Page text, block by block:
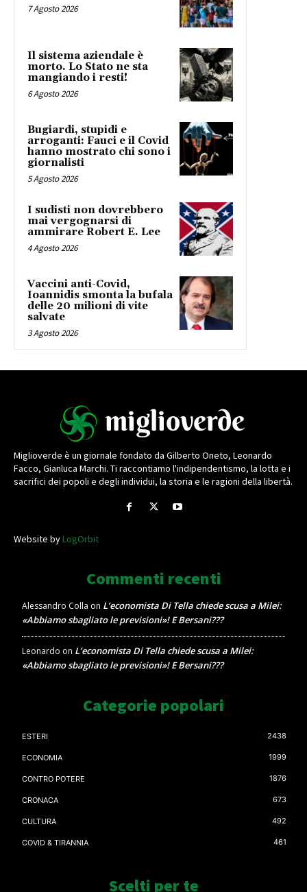
7 Agosto 2026
Il sistema aziendale è
morto. Lo Stato ne sta
mangiando i resti!
6 Agosto 2026
Bugiardi, stupidi e
arroganti: Fauci e il Covid
hanno mostrato chi sono i
giornalisti
5 Agosto 2026
I sudisti non dovrebbero
mai vergognarsi di
ammirare Robert E. Lee
4 Agosto 2026
Vaccini anti-Covid,
Ioannidis smonta la bufala
delle 20 milioni di vite
salvate
3 Agosto 2026
Miglioverde è un giornale fondato da Gilberto Oneto, Leonardo
Facco, Gianluca Marchi. Ti raccontiamo l'indipendentismo, la lotta e i
sacrifici dei popoli e degli individui, la storia e le ragioni della libertà.
Website byLogOrbit
Commenti recenti
Alessandro Colla on L’economista Di Tella chiede scusa a Milei:
«Abbiamo sbagliato le previsioni»! E Bersani???
Leonardo on L’economista Di Tella chiede scusa a Milei:
«Abbiamo sbagliato le previsioni»! E Bersani???
Categorie popolari
ESTERI 2438
ECONOMIA 1999
CONTRO POTERE 1876
CRONACA 673
CULTURA 492
COVID & TIRANNIA 461
Scelti per te